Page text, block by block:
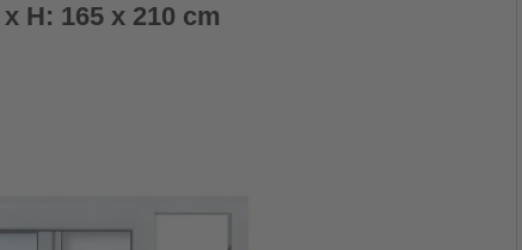
H: 165 x 210 cm